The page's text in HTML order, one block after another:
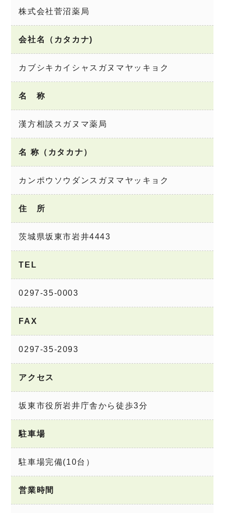
株式会社菅沼薬局
会社名（カタカナ)
カブシキカイシャスガヌマヤッキョク
名 称
漢方相談スガヌマ薬局
名 称（カタカナ）
カンポウソウダンスガヌマヤッキョク
住 所
茨城県坂東市岩井4443
TEL
0297-35-0003
FAX
0297-35-2093
アクセス
坂東市役所岩井庁舎から徒歩3分
駐車場
駐車場完備(10台）
営業時間